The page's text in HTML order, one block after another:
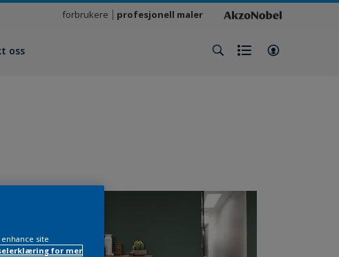
forbrukere profesjonell maler
oss
site
for mer